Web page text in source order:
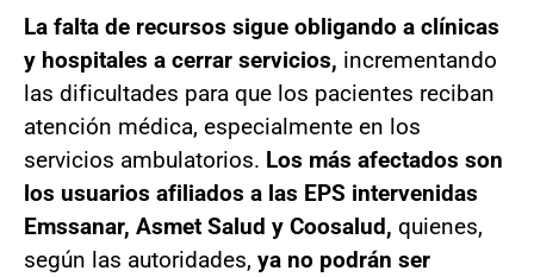
La falta de recursos sigue obligando a clínicas
y hospitales a cerrar servicios, incrementando
las dificultades para que los pacientes reciban
atención médica, especialmente en los
servicios ambulatorios. Los más afectados son
los usuarios afiliados a las EPS intervenidas
Emssanar, Asmet Salud y Coosalud, quienes,
según las autoridades, ya no podrán ser